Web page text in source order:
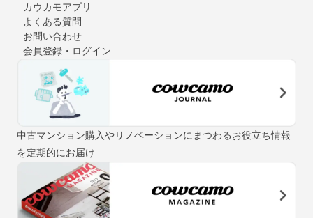
カウカモアプリ
よくある質問
お問い合わせ
会員登録・ログイン
中古マンション購入やリノベーションにまつわるお役立ち情報
を定期的にお届け